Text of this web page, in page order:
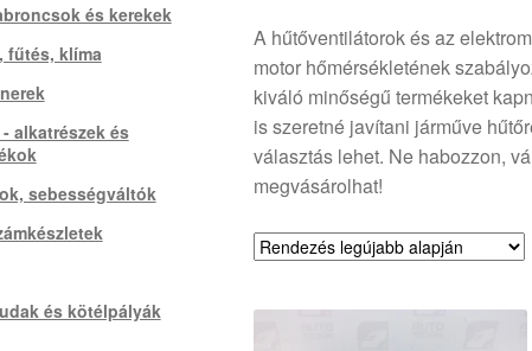
A hűtőventilátorok és az
motor hőmérsékletének
kiváló minőségű termékeket
is szeretné javítani járműve
választás lehet. Ne habozzon,
megvásárolhat!
és kerekek
fűtés, klíma
alkatrészek és
sebességváltók
és kötélpályák